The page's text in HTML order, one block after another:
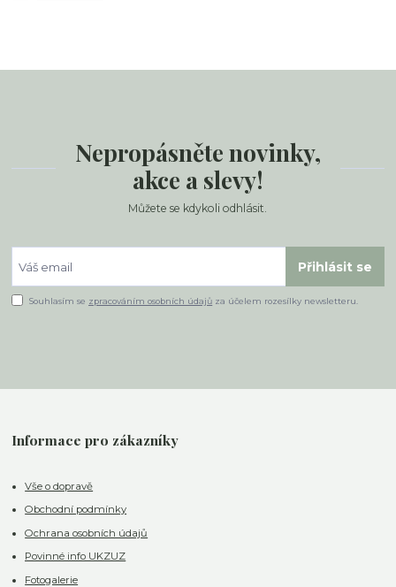
Nepropásněte novinky,
akce a slevy!
Můžete se kdykoli odhlásit.
Přihlásit se
Souhlasím se zpracováním osobních údajů za účelem rozesílky newsletteru.
Informace pro zákazníky
Vše o dopravě
Obchodní podmínky
Ochrana osobních údajů
Povinné info UKZUZ
Fotogalerie